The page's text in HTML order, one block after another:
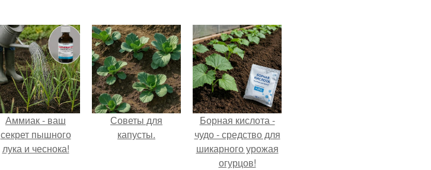
Аммиак - ваш
секрет пышного
лука и чеснока!
Советы для
капусты.
Борная кислота -
чудо - средство для
шикарного урожая
огурцов!